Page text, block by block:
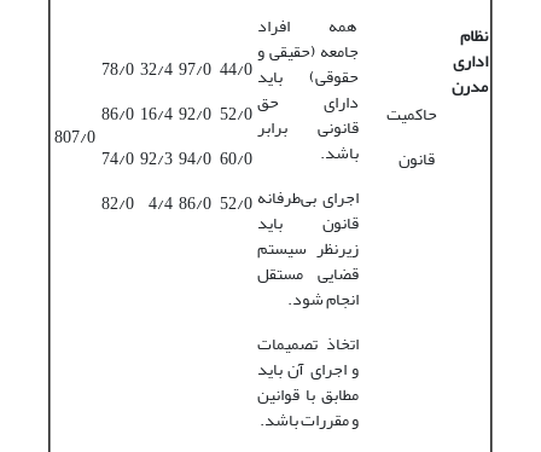
نظام
اداری
مدرن
حاکمیت
قانون
همه افراد
جامعه (حقیقی و
حقوقی) باید
دارای حق
قانونی برابر
باشد.
اجرای بی‌طرفانه
قانون باید
زیرنظر سیستم
قضایی مستقل
انجام شود.
اتخاذ تصمیمات
و اجرای آن باید
مطابق با قوانین
و مقررات باشد.
44/0
52/0
60/0
52/0
97/0
92/0
94/0
86/0
32/4
16/4
92/3
4/4
78/0
86/0
74/0
82/0
807/0